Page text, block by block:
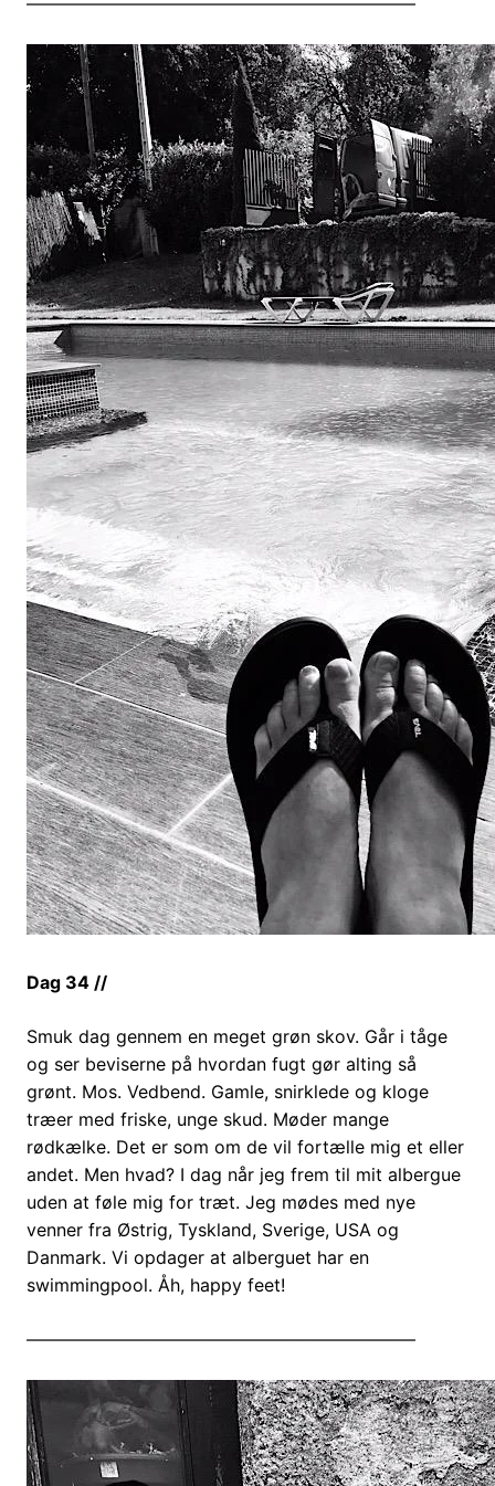
Dag 34 //
Smuk dag gennem en meget grøn skov. Går i tåge
og ser beviserne på hvordan fugt gør alting så
grønt. Mos. Vedbend. Gamle, snirklede og kloge
træer med friske, unge skud. Møder mange
rødkælke. Det er som om de vil fortælle mig et eller
andet. Men hvad? I dag når jeg frem til mit albergue
uden at føle mig for træt. Jeg mødes med nye
venner fra Østrig, Tyskland, Sverige, USA og
Danmark. Vi opdager at alberguet har en
swimmingpool. Åh, happy feet!
——————————————————————